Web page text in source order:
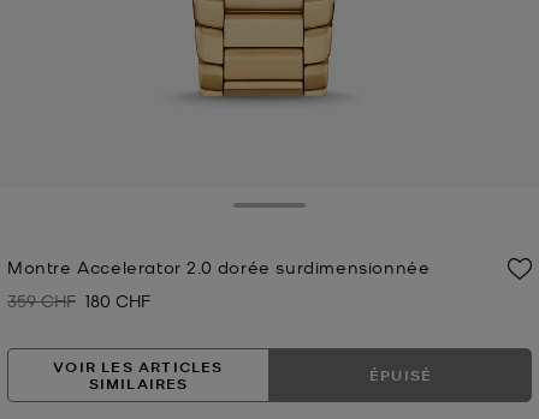
Montre Accelerator 2.0 dorée surdimensionnée
Prix initial
359 CHF Prix actuel
180 CHF
VOIR LES ARTICLES
SIMILAIRES
ÉPUISÉ